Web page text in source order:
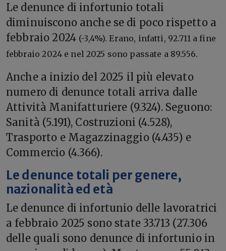
Le denunce di infortunio totali
diminuiscono anche se di poco rispetto a
febbraio 2024 (-3,4%). Erano, infatti, 92.711 a fine
febbraio 2024 e nel 2025 sono passate a 89.556.
Anche a inizio del 2025 il più elevato
numero di denunce totali arriva dalle
Attività Manifatturiere (9.324). Seguono:
Sanità (5.191), Costruzioni (4.528),
Trasporto e Magazzinaggio (4.435) e
Commercio (4.366).
Le denunce totali per genere,
nazionalità ed età
Le denunce di infortunio delle lavoratrici
a febbraio 2025 sono state 33.713 (27.306
delle quali sono denunce di infortunio in